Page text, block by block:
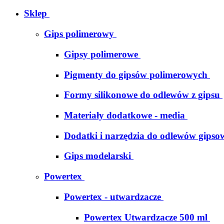
Sklep
Gips polimerowy
Gipsy polimerowe
Pigmenty do gipsów polimerowych
Formy silikonowe do odlewów z gipsu
Materiały dodatkowe - media
Dodatki i narzędzia do odlewów
Gips modelarski
Powertex
Powertex - utwardzacze
Powertex Utwardzacze 500 ml